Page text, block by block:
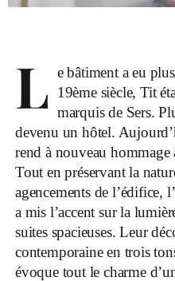
L e bâtiment a eu
19ème siècle, Tit
marquis de Sers.
devenu un hôtel.
rend à nouveau hommage
Tout en préservant la
agencements de l’édifice,
a mis l’accent sur la
suites spacieuses. Leur
contemporaine en trois
évoque tout le charme